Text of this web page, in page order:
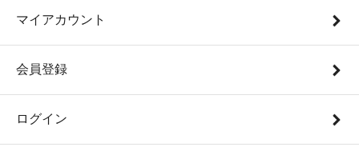
マイアカウント
会員登録
ログイン